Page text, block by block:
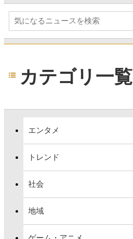
カテゴリ一覧
エンタメ
トレンド
社会
地域